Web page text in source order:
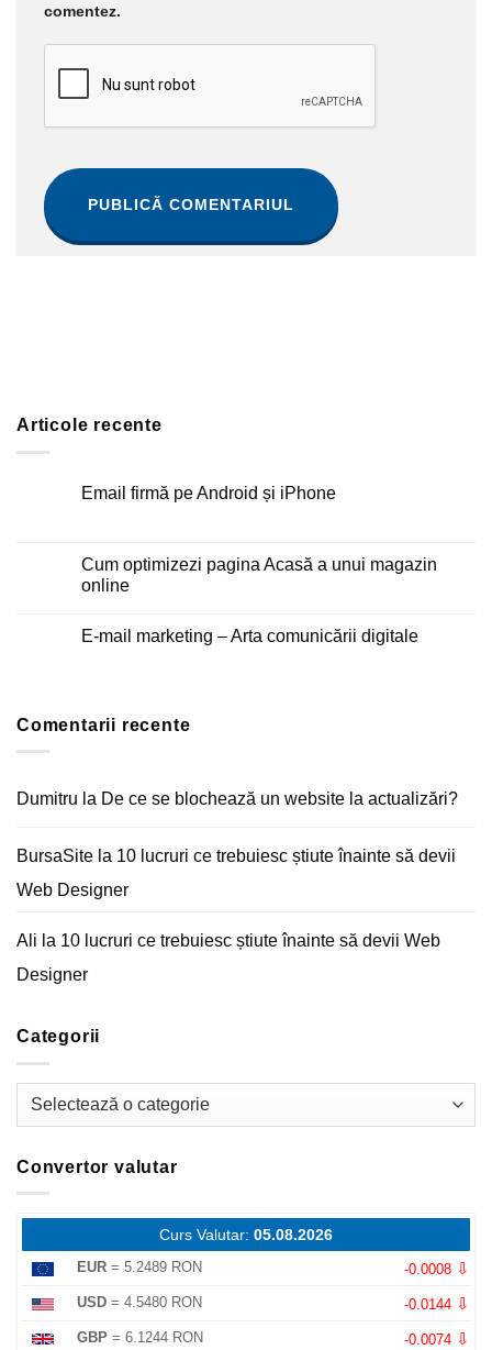
comentez.
Articole recente
Email firmă pe Android și iPhone
Email
firmă
pe
iPhone
Cum optimizezi pagina Acasă a unui magazin
online
la
unui
magazin
E-mail marketing – Arta comunicării digitale
marketing
Comentarii recente
Dumitru la De ce se blochează un website la actualizări?
BursaSite la 10 lucruri ce trebuiesc știute înainte să devii
Web Designer
Ali la 10 lucruri ce trebuiesc știute înainte să devii Web
Designer
Categorii
Categorii
Convertor valutar
Curs Valutar: 05.08.2026
EUR = 5.2489 RON -0.0008 ⇩
USD = 4.5480 RON -0.0144 ⇩
GBP = 6.1244 RON -0.0074 ⇩